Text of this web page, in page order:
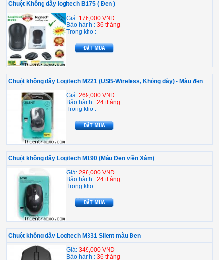
Chuột Không dây logitech B175 ( Đen )
Giá: 176,000 VND
Bảo hành : 36 tháng
Trong kho :
Chuột không dây Logitech M221 (USB-Wireless, Không dây) - Màu đen
Giá: 269,000 VND
Bảo hành : 24 tháng
Trong kho :
Chuột không dây Logitech M190 (Màu Đen viền Xám)
Giá: 289,000 VND
Bảo hành : 24 tháng
Trong kho :
Chuột không dây Logitech M331 Silent màu Đen
Giá: 349,000 VND
Bảo hành : 36 tháng